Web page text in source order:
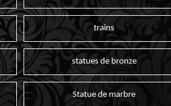
trains
statues de bronze
Statue de marbre